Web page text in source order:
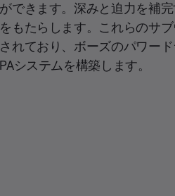
できます。深みと迫力を補
もたらします。これらのサ
れており、ボーズのパワー
システムを構築します。